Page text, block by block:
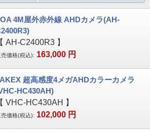
4M屋外赤外線 AHDカメラ(AH-
【 AH-C2400R3 】
売価格(税込): 163,000 円
超高感度4メガAHDカラーカメラ
HC430AH)
【 VHC-HC430AH 】
売価格(税込): 102,000 円